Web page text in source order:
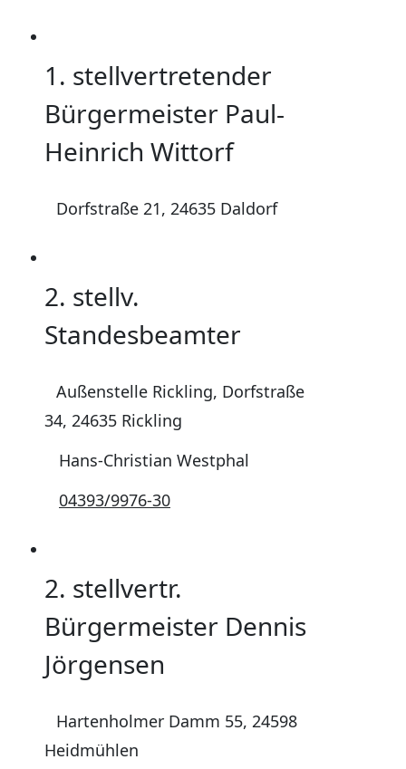
1. stellvertretender
Bürgermeister Paul-
Heinrich Wittorf
Dorfstraße 21, 24635 Daldorf
2. stellv.
Standesbeamter
Außenstelle Rickling, Dorfstraße
34, 24635 Rickling
Hans-Christian Westphal
04393/9976-30
2. stellvertr.
Bürgermeister Dennis
Jörgensen
Hartenholmer Damm 55, 24598
Heidmühlen